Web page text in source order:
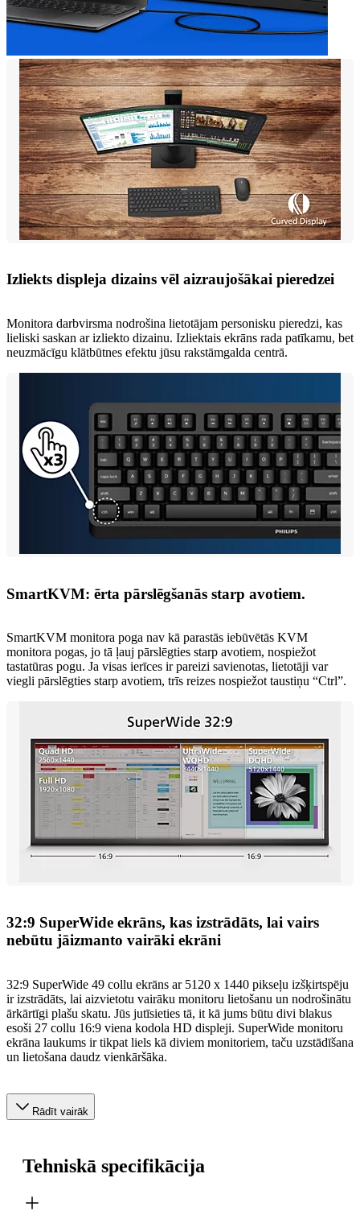
Izliekts displeja dizains vēl aizraujošākai pieredzei
Monitora darbvirsma nodrošina lietotājam personisku pieredzi, kas
lieliski saskan ar izliekto dizainu. Izliektais ekrāns rada patīkamu, bet
neuzmācīgu klātbūtnes efektu jūsu rakstāmgalda centrā.
SmartKVM: ērta pārslēgšanās starp avotiem.
SmartKVM monitora poga nav kā parastās iebūvētās KVM
monitora pogas, jo tā ļauj pārslēgties starp avotiem, nospiežot
tastatūras pogu. Ja visas ierīces ir pareizi savienotas, lietotāji var
viegli pārslēgties starp avotiem, trīs reizes nospiežot taustiņu “Ctrl”.
32:9 SuperWide ekrāns, kas izstrādāts, lai vairs
nebūtu jāizmanto vairāki ekrāni
32:9 SuperWide 49 collu ekrāns ar 5120 x 1440 pikseļu izšķirtspēju
ir izstrādāts, lai aizvietotu vairāku monitoru lietošanu un nodrošinātu
ārkārtīgi plašu skatu. Jūs jutīsieties tā, it kā jums būtu divi blakus
esoši 27 collu 16:9 viena kodola HD displeji. SuperWide monitoru
ekrāna laukums ir tikpat liels kā diviem monitoriem, taču uzstādīšana
un lietošana daudz vienkāršāka.
Rādīt vairāk
Tehniskā specifikācija